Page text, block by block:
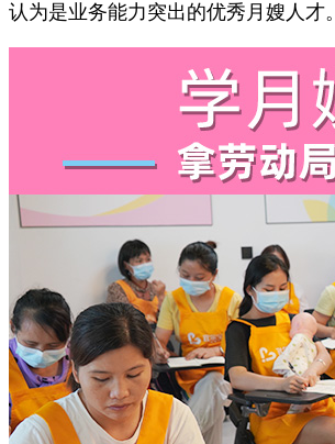
认为是业务能力突出的优秀月嫂人才。